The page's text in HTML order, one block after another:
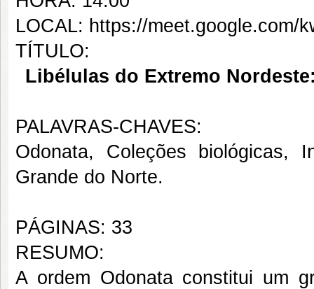
LOCAL: https://meet.google.com/
TÍTULO:
Libélulas do Extremo
PALAVRAS-CHAVES:
Odonata, Coleções biológicas,
Grande do Norte.
PÁGINAS: 33
RESUMO:
A ordem Odonata constitui um